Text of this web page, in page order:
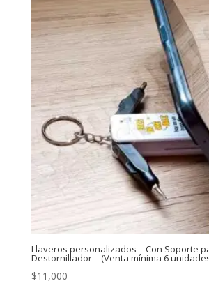
Llaveros personalizados – Con Soporte
Destornillador – (Venta mínima 6
$11,000